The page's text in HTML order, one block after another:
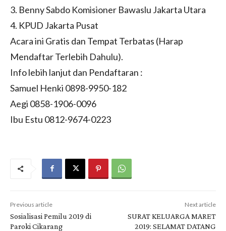
3. Benny Sabdo Komisioner Bawaslu Jakarta Utara
4. KPUD Jakarta Pusat
Acara ini Gratis dan Tempat Terbatas (Harap
Mendaftar Terlebih Dahulu).
Info lebih lanjut dan Pendaftaran :
Samuel Henki 0898-9950-182
Aegi 0858-1906-0096
Ibu Estu 0812-9674-0223
Previous article
Sosialisasi Pemilu 2019 di
Paroki Cikarang
Next article
SURAT KELUARGA MARET
2019: SELAMAT DATANG